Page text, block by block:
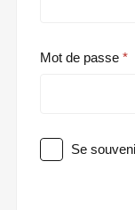
Mot de passe
Se